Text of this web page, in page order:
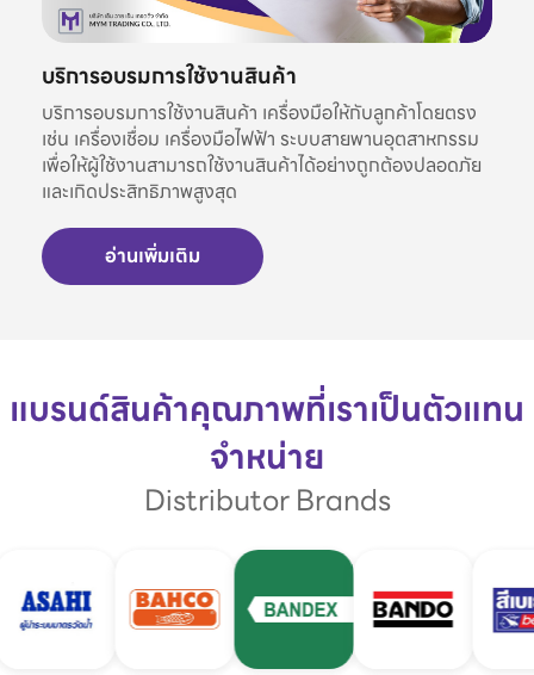
บริการอบรมการใช้งานสินค้า
บริการอบรมการใช้งานสินค้า เครื่องมือให้กับลูกค้าโดยตรง
เช่น เครื่องเชื่อม เครื่องมือไฟฟ้า ระบบสายพานอุตสาหกรรม
เพื่อให้ผู้ใช้งานสามารถใช้งานสินค้าได้อย่างถูกต้องปลอดภัย
และเกิดประสิทธิภาพสูงสุด
อ่านเพิ่มเติม
แบรนด์สินค้าคุณภาพที่เราเป็นตัวแทน
จำหน่าย
Distributor Brands